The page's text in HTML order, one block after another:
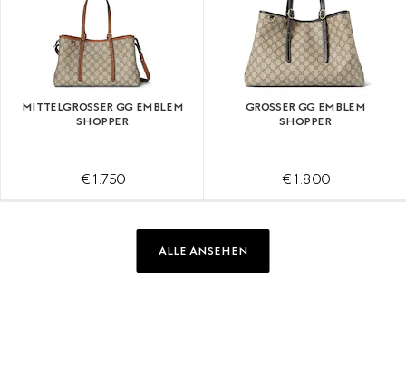
MITTELGROSSER GG EMBLEM S
HOPPER
€ 1.750
GROSSER GG EMBLEM S
HOPPER
€ 1.800
ALLE ANSEHEN